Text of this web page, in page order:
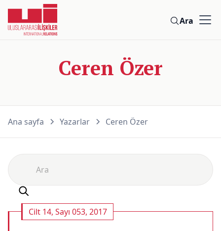
Ara
Ceren Özer
Ana sayfa Yazarlar Ceren Özer
Cilt 14, Sayı 053, 2017